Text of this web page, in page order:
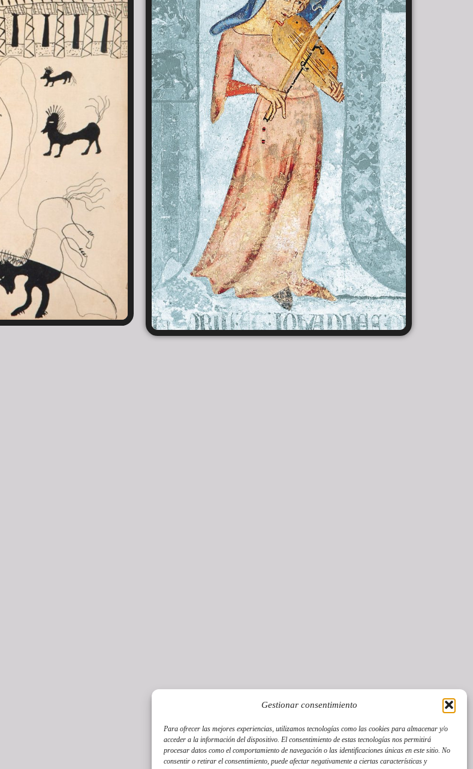
Gestionar consentimiento
Para ofrecer las mejores experiencias, utilizamos tecnologías como las cookies para almacenar y/o
acceder a la información del dispositivo. El consentimiento de estas tecnologías nos permitirá
procesar datos como el comportamiento de navegación o las identificaciones únicas en este sitio. No
consentir o retirar el consentimiento, puede afectar negativamente a ciertas características y